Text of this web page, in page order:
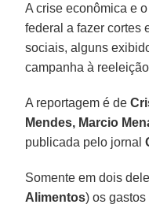
A crise econômica e
federal a fazer cortes
sociais, alguns
campanha à
A reportagem é de
Mendes, Marcio
publicada pelo jornal
Somente em dois
Alimentos) os